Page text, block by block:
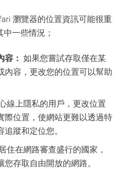
瀏覽器的位置資訊可能很重
一些情況；
容： 如果您嘗試存取僅在某
內容，更改您的位置可以幫助
線上隱私的用戶，更改位置
際位置，使網站更難以透過特
蹤和定位您。
住在網路審查盛行的國家，
存取自由開放的網路。